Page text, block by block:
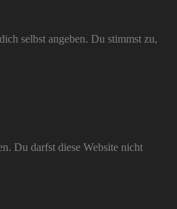
selbst angeben. Du stimmst zu,
Du darfst diese Website nicht